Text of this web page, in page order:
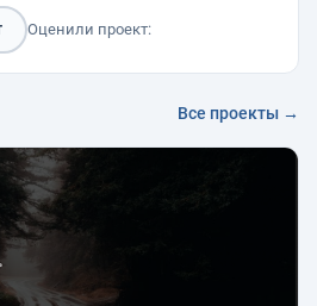
Оценили проект:
Все проекты →